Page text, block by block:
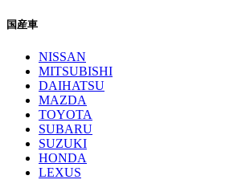
国産車
NISSAN
MITSUBISHI
DAIHATSU
MAZDA
TOYOTA
SUBARU
SUZUKI
HONDA
LEXUS